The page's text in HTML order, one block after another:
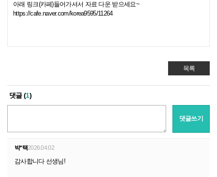
아래 링크(카페)들어가셔서 자료 다운 받으세요~
https://cafe.naver.com/korea9595/11264
목록
댓글 (1)
댓글쓰기
박*택2026.04.02
감사합니다 선생님!